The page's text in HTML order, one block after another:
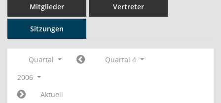
Mitglieder Vertreter
Sitzungen
Quartal
Quartal 4
2006
Aktuell